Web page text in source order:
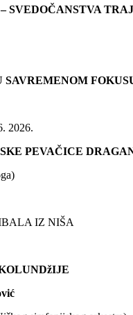
SVEDOČANSTVA
SAVREMENOM
2026.
PEVAČICE
IZ NIŠA